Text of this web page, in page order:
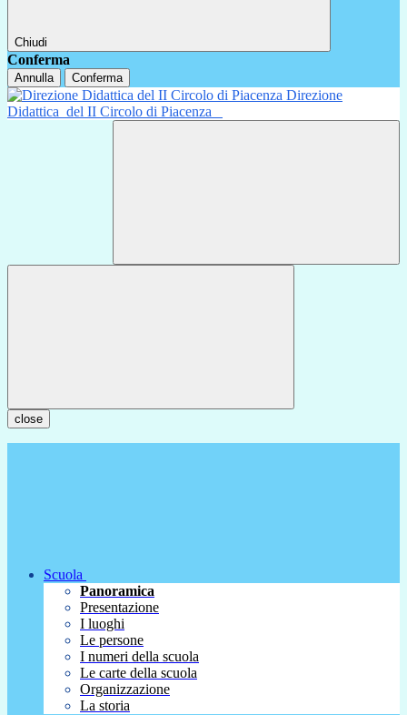
Chiudi
Conferma
Annulla Conferma
Direzione
Didattica del II Circolo di Piacenza
close
Scuola
Panoramica
Presentazione
I luoghi
Le persone
I numeri della scuola
Le carte della scuola
Organizzazione
La storia